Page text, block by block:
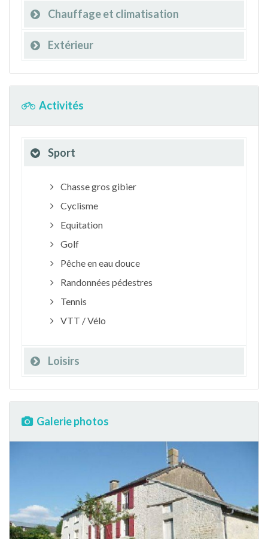
Chauffage et climatisation
Extérieur
Activités
Sport
Chasse gros gibier
Cyclisme
Equitation
Golf
Pêche en eau douce
Randonnées pédestres
Tennis
VTT / Vélo
Loisirs
Galerie photos